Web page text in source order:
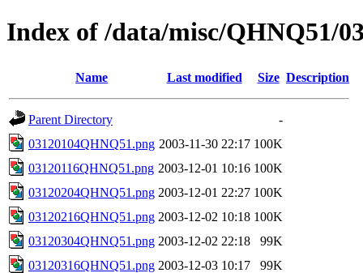
Index of /data/misc/QHNQ51/
Name Last modified Size Description
Parent Directory
-
03120104QHNQ51.png 2003-11-30 22:17 100K
03120116QHNQ51.png 2003-12-01 10:16 100K
03120204QHNQ51.png 2003-12-01 22:27 100K
03120216QHNQ51.png 2003-12-02 10:18 100K
03120304QHNQ51.png 2003-12-02 22:18
99K
03120316QHNQ51.png 2003-12-03 10:17
99K